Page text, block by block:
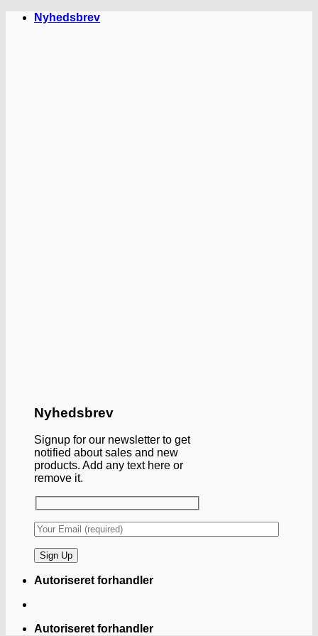
FortsætNyhedsbrev
Nyhedsbrev
Signup for our newsletter to get
notified about sales and new
products. Add any text here or
remove it.
Autoriseret forhandler
Autoriseret forhandler